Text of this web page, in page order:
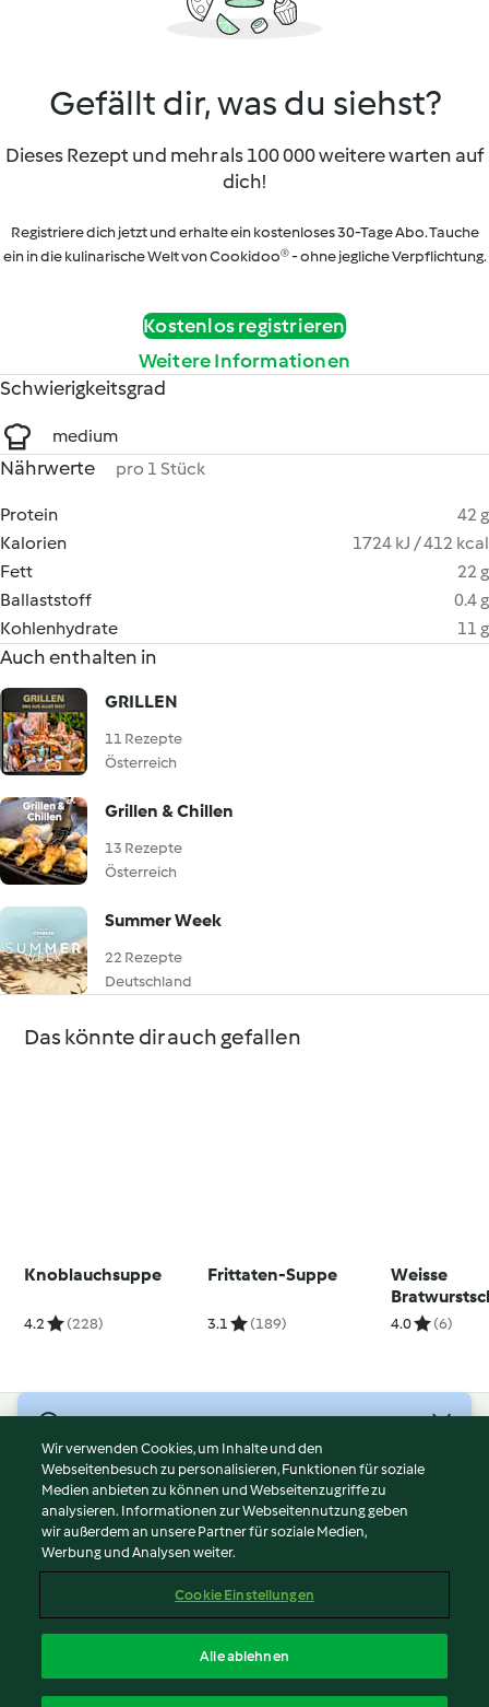
Gefällt dir, was du siehst?
Dieses Rezept und mehr als 100 000 weitere warten auf
dich!
Registriere dich jetzt und erhalte ein kostenloses 30-Tage Abo. Tauche
ein in die kulinarische Welt von Cookidoo® - ohne jegliche Verpflichtung.
Kostenlos registrieren
Weitere Informationen
Schwierigkeitsgrad
medium
Nährwerte pro 1 Stück
Protein
42 g
Kalorien
1724 kJ / 412 kcal
Fett
22 g
Ballaststoff
0.4 g
Kohlenhydrate
11 g
Auch enthalten in
GRILLEN
11 Rezepte
Österreich
Grillen & Chillen
13 Rezepte
Österreich
Summer Week
22 Rezepte
Deutschland
Das könnte dir auch gefallen
Knoblauchsuppe
4.2 (228)
Frittaten-Suppe
3.1 (189)
Weisse
4.0 (6)
Nutzungsbedingungen
Datenschutzrichtlinien
Disclaimer
Impressum
Inhalt melden
Erklärung zur Barrierefreiheit
Wir verwenden Cookies, um Inhalte und den
Webseitenbesuch zu personalisieren, Funktionen für soziale
Medien anbieten zu können und Webseitenzugriffe zu
analysieren. Informationen zur Webseitennutzung geben
wir außerdem an unsere Partner für soziale Medien,
Werbung und Analysen weiter.
Cookie Einstellungen
Alle ablehnen